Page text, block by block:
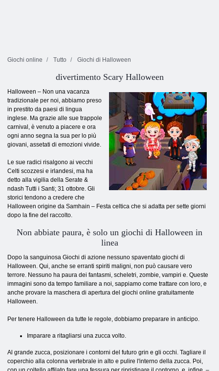
Giochi online Tutto Giochi di Halloween
divertimento Scary Halloween
Halloween – Non una vacanza
tradizionale per noi, abbiamo preso
in prestito da paesi di lingua
inglese. Ma grazie alle sue trappole
carnival, è venuto a piacere e ora
ogni anno segna la sua per lo più
giovani, assetati di emozioni vivide.
Le sue radici risalgono ai vecchi
Celti scozzesi e irlandesi, ma ha
detto alla vigilia della Serate &
ndash Tutti i Santi; 31 ottobre. Gli
storici tendono a credere che
Halloween origine da Samhain – Festa celtica che si adatta per sette giorni
dopo la fine del raccolto.
Non abbiate paura, è solo un giochi di Halloween in
linea
Dopo la sanguinosa Giochi di azione nessuno spaventato giochi di
Halloween. Qui, anche se erranti spiriti maligni, non può causare vero
terrore. Nessuno ha paura dei fantasmi, scheletri, zombie, vampiri e. Queste
immagini sono da tempo familiare a noi, sappiamo come trattare con loro, e
anche provare la maschera di apertura del giochi online gratuitamente
Halloween.
Per tenere Halloween da tutte le regole, dobbiamo preparare in anticipo.
Imparare a ritagliarsi una zucca volto.
Al grande zucca, posizionare i contorni del futuro grin e gli occhi. Tagliare il
coperchio alla colonna vertebrale in alto e pulire l'interno della zucca. Poi,